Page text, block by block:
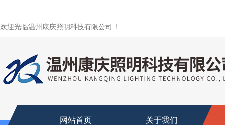
欢迎光临温州康庆照明科技有限公司！
网站首页 关于我们